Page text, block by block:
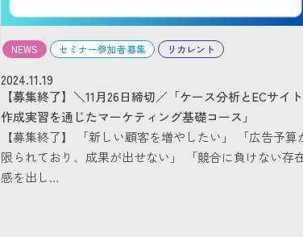
NEWS セミナー参加者募集 リカレント
2024.11.19
【募集終了】＼11月26日締切／「ケース分析とECサイト
作成実習を通じたマーケティング基礎コース」
【募集終了】 「新しい顧客を増やしたい」 「広告予算
限られており、成果が出せない」 「競合に負けない存
感を出し…